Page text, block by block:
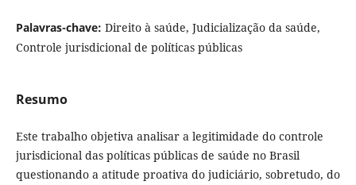
Palavras-chave: Direito à saúde, Judicialização da saúde,
Controle jurisdicional de políticas públicas
Resumo
Este trabalho objetiva analisar a legitimidade do controle
jurisdicional das políticas públicas de saúde no Brasil
questionando a atitude proativa do judiciário, sobretudo, do